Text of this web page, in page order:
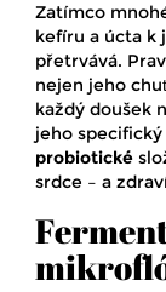
Zatímco
kefíru a úcta k
přetrvává.
nejen jeho
každý doušek
jeho specifický
probiotické
srdce – a